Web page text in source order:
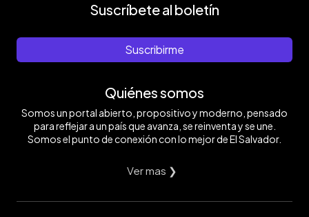
Suscríbete al boletín
Suscribirme
Quiénes somos
Somos un portal abierto, propositivo y moderno, pensado
para reflejar a un país que avanza, se reinventa y se une.
Somos el punto de conexión con lo mejor de El Salvador.
Ver mas ❯